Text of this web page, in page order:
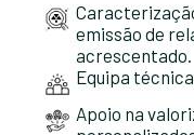
emissão de
acrescentado.
Equipa
Apoio na